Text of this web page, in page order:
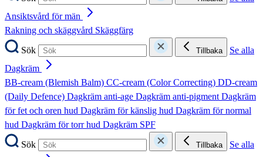
Ansiktsvård för män
Rakning och skäggvård Skäggfärg
Sök
Tillbaka
Se alla
Dagkräm
BB-cream (Blemish Balm) CC-cream (Color Correcting) DD-cream
(Daily Defence) Dagkräm anti-age Dagkräm anti-pigmentDagkräm
för fet och oren hud Dagkräm för känslig hud Dagkräm för normal
hud Dagkräm för torr hud Dagkräm SPF
Sök
Tillbaka
Se alla